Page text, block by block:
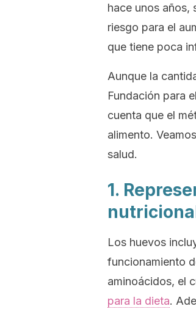
hace unos años,
riesgo para el
que tiene poca
Aunque la
Fundación para
cuenta que el
alimento.
salud.
1.
Los huevos
funcionamiento
aminoácidos, el
para la dieta.